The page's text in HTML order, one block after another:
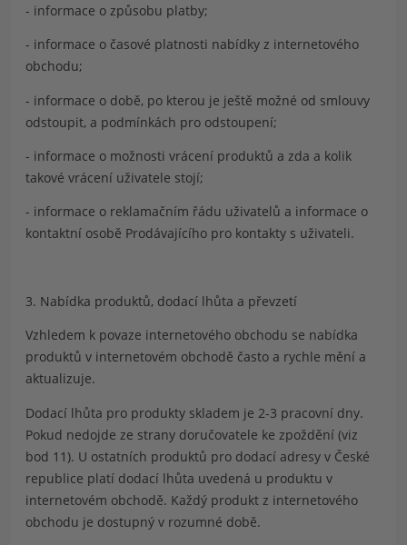
- informace o způsobu platby;
- informace o časové platnosti nabídky z internetového
obchodu;
- informace o době, po kterou je ještě možné od smlouvy
odstoupit, a podmínkách pro odstoupení;
- informace o možnosti vrácení produktů a zda a kolik
takové vrácení uživatele stojí;
- informace o reklamačním řádu uživatelů a informace o
kontaktní osobě Prodávajícího pro kontakty s uživateli.
3. Nabídka produktů, dodací lhůta a převzetí
Vzhledem k povaze internetového obchodu se nabídka
produktů v internetovém obchodě často a rychle mění a
aktualizuje.
Dodací lhůta pro produkty skladem je 2-3 pracovní dny.
Pokud nedojde ze strany doručovatele ke zpoždění (viz
bod 11). U ostatních produktů pro dodací adresy v České
republice platí dodací lhůta uvedená u produktu v
internetovém obchodě. Každý produkt z internetového
obchodu je dostupný v rozumné době.